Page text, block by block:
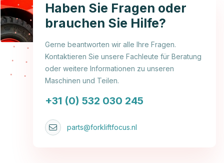
Haben Sie Fragen oder
brauchen Sie Hilfe?
Gerne beantworten wir alle Ihre Fragen.
Kontaktieren Sie unsere Fachleute für Beratung
oder weitere Informationen zu unseren
Maschinen und Teilen.
+31 (0) 532 030 245
parts@forkliftfocus.nl